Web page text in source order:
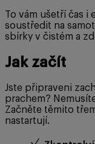
To vám ušetří čas
soustředit na
sbírky v čistém a
Jak začít
Jste připraveni
prachem?
Začněte těmito
nastartují.